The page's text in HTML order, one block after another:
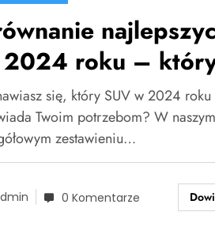
roku –
się, który SUV w 2024
Twoim potrzebom? W naszym
zestawieniu…
0 Komentarze